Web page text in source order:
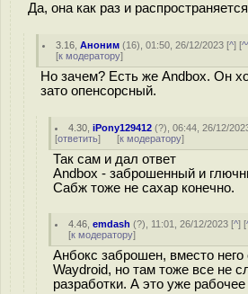
Да, она как раз и
3.16 ,Аноним (16), 01:50, 26/12/2023 [^] [
[к модератору]
Но зачем? Есть же Andbox. Он
зато опенсорсный.
4.30 ,iPony129412 (?), 06:44, 26/12/
[ответить] [к модератору]
Так сам и дал ответ
Andbox - заброшенный и
Сабж тоже не сахар конечно.
4.46 ,emdash (?), 11:01, 26/12/2023 [^] [
[к модератору]
Анбокс заброшен, вместо
Waydroid, но там тоже все не
разработки. А это уже